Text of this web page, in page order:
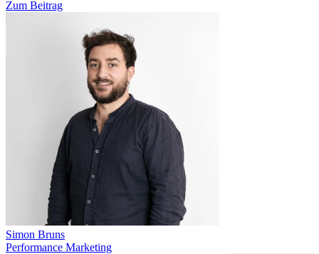
Zum Beitrag
Simon Bruns
Performance Marketing